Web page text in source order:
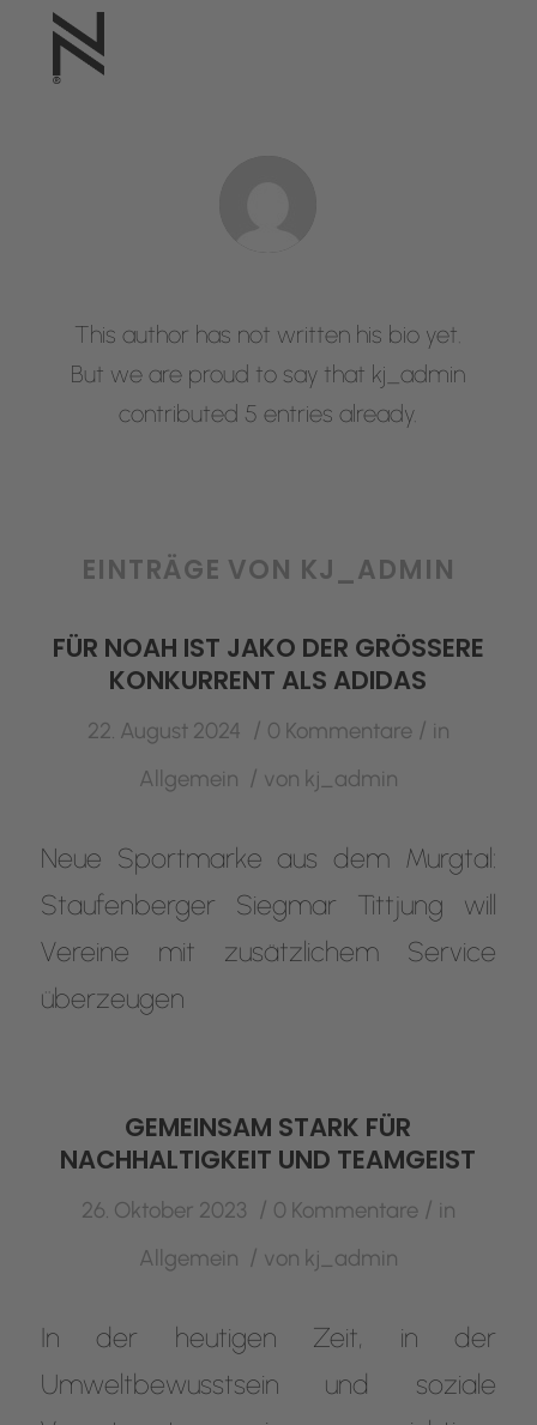
This author has not written his bio yet.
But we are proud to say that kj_admin
contributed 5 entries already.
EINTRÄGE VON KJ_ADMIN
FÜR NOAH IST JAKO DER GRÖSSERE K
ONKURRENT ALS ADIDAS
22. August 2024 / 0 Kommentare / in
Allgemein / von kj_admin
Neue Sportmarke aus dem Murgtal:
Staufenberger Siegmar Tittjung will
Vereine mit zusätzlichem Service
überzeugen
GEMEINSAM STARK FÜR
NACHHALTIGKEIT UND TEAMGEIST
26. Oktober 2023 / 0 Kommentare / in
Allgemein / von kj_admin
In der heutigen Zeit, in der
Umweltbewusstsein und soziale